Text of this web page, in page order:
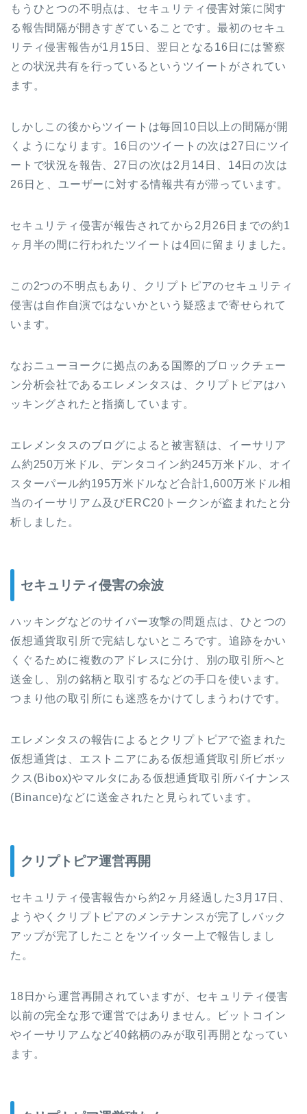
もうひとつの不明点は、セキュリティ侵害対策に関す
る報告間隔が開きすぎていることです。最初のセキュ
リティ侵害報告が1 月 15 日、翌日となる 16 日には警察
との状況共有を行っているというツイートがされてい
ます。
しかしこの後からツイートは毎回 10 日以上の間隔が開
くようになります。 16 日のツイートの次は27 日にツイ
ートで状況を報告、 27 日の次は2 月 14 日、 14日の次は
26 日と、ユーザーに対する情報共有が滞っています。
セキュリティ侵害が報告されてから 2 月 26 日までの約1
ヶ月半の間に行われたツイートは4回に留まりました。
この2つの不明点もあり、クリプトピアのセキュリティ
侵害は自作自演ではないかという疑惑まで寄せられて
います。
なおニューヨークに拠点のある国際的ブロックチェー
ン分析会社であるエレメンタスは、クリプトピアはハ
ッキングされたと指摘しています。
エレメンタスのブログによると被害額は、イーサリア
ム約250万米ドル、デンタコイン約245万米ドル、オイ
スターパール約195万米ドルなど合計1,600万米ドル相
当のイーサリアム及びERC20 トークンが盗まれたと分
析しました。
セキュリティ侵害の余波
ハッキングなどのサイバー攻撃の問題点は、ひとつの
仮想通貨取引所で完結しないところです。追跡をかい
くぐるために複数のアドレスに分け、別の取引所へと
送金し、別の銘柄と取引するなどの手口を使います。
つまり他の取引所にも迷惑をかけてしまうわけです。
エレメンタスの報告によるとクリプトピアで盗まれた
仮想通貨は、エストニアにある仮想通貨取引所ビボッ
クス (Bibox)やマルタにある仮想通貨取引所バイナンス
(Binance)などに送金されたと見られています。
クリプトピア運営再開
セキュリティ侵害報告から約2 ヶ月経過した3 月 17 日、
ようやくクリプトピアのメンテナンスが完了しバック
アップが完了したことをツイッター上で報告しまし
た。
18 日から運営再開されていますが、セキュリティ侵害
以前の完全な形で運営ではありません。ビットコイン
やイーサリアムなど40銘柄のみが取引再開となってい
ます。